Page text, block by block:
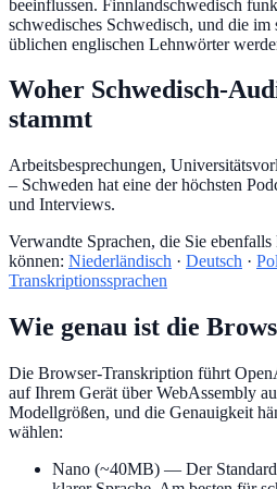
beeinflussen. Finnlandschwedisch
schwedisches Schwedisch, und die
üblichen englischen Lehnwörter
Woher Schwedisch-
stammt
Arbeitsbesprechungen,
– Schweden hat eine der höchsten
und Interviews.
Verwandte Sprachen, die Sie
können: Niederländisch · Deutsch ·
Transkriptionssprachen
Wie genau ist die
Die Browser-Transkription führt
auf Ihrem Gerät über WebAssembly
Modellgrößen, und die Genauigkeit
wählen:
Nano (~40MB) — Der